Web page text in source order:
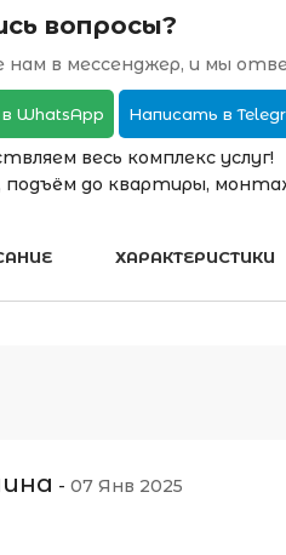
вопросы?
в мессенджер, и мы
WhatsApp Написать в
весь комплекс услуг!
подъём до квартиры,
ХАРАКТЕРИСТИКИ
- 07 Янв 2025